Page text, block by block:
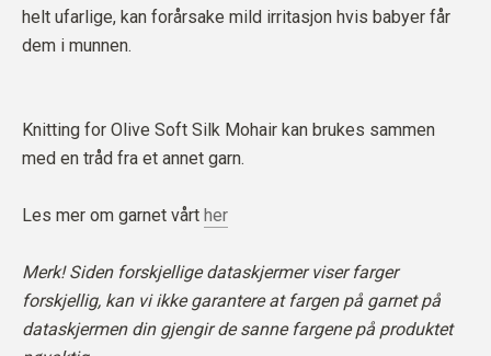
helt ufarlige, kan forårsake mild irritasjon hvis babyer får
dem i munnen.
Knitting for Olive Soft Silk Mohair kan brukes sammen
med en tråd fra et annet garn.
Les mer om garnet vårt her
Merk! Siden forskjellige dataskjermer viser farger
forskjellig, kan vi ikke garantere at fargen på garnet på
dataskjermen din gjengir de sanne fargene på produktet